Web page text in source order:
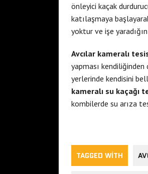
önleyici kaçak
katılaşmaya
yoktur ve işe
Avcılar kameralı
yapması kendiliğinden
yerlerinde kendisini
kameralı su kaçağı
kombilerde su arıza
TAGGED WITH